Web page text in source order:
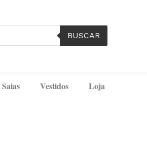
BUSCAR
Saias Vestidos Loja